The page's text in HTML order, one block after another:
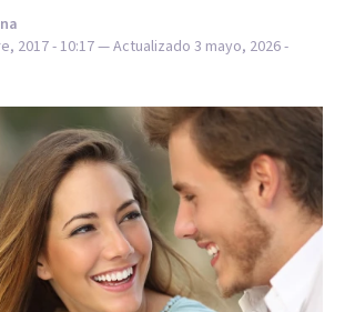
2017 - 10:17— Actualizado 3 mayo, 2026 -